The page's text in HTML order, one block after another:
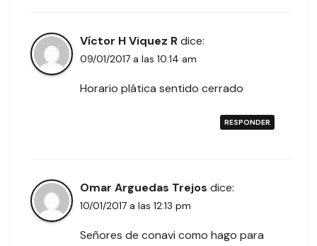
Víctor H Viquez Rdice:
09/01/2017 a las 10:14 am
Horario plática sentido cerrado
RESPONDER
Omar Arguedas Trejos dice:
10/01/2017 a las 12:13 pm
Señores de conavi como hago para